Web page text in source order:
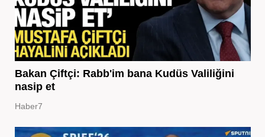
Bakan Çiftçi: Rabb'im bana Kudüs Valiliğini
nasip et
Haber7